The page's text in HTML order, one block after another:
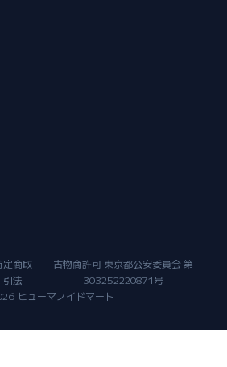
定商取
引法
古物商許可 東京都公安委員会 第
303252220871号
ヒューマノイドマート